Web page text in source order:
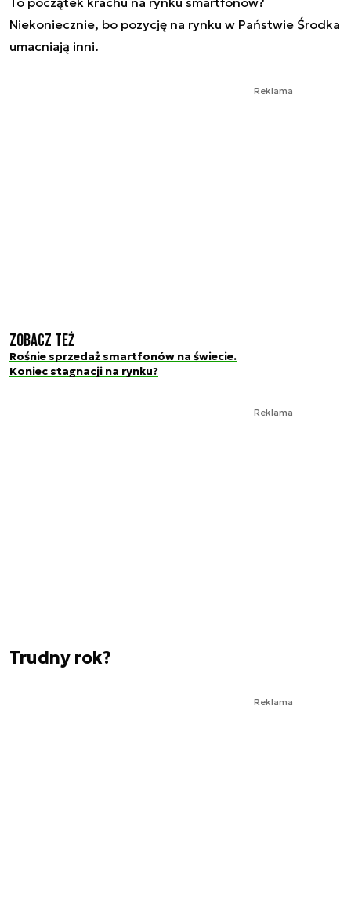
Niekoniecznie, bo pozycję na rynku w Państwie Środka
umacniają inni.
Reklama
Zobacz też
Rośnie sprzedaż smartfonów na świecie.
Koniec stagnacji na rynku?
Reklama
Trudny rok?
Reklama